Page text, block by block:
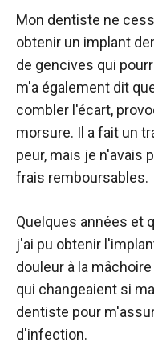
Mon dentiste ne
obtenir un implant
de gencives qui
m'a également dit
combler l'écart,
morsure. Il a fait un
peur, mais je n'avais
frais remboursables.
Quelques années et
j'ai pu obtenir
douleur à la
qui changeaient si
dentiste pour
d'infection.